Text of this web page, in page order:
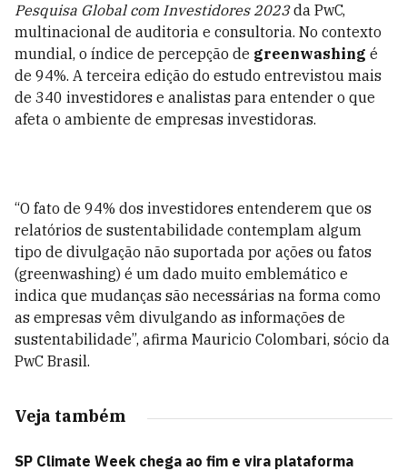
Pesquisa Global com Investidores 2023da PwC,
multinacional de auditoria e consultoria. No contexto
mundial, o índice de percepção de greenwashing é
de 94%. A terceira edição do estudo entrevistou mais
de 340 investidores e analistas para entender o que
afeta o ambiente de empresas investidoras.
“O fato de 94% dos investidores entenderem que os
relatórios de sustentabilidade contemplam algum
tipo de divulgação não suportada por ações ou fatos
(greenwashing) é um dado muito emblemático e
indica que mudanças são necessárias na forma como
as empresas vêm divulgando as informações de
sustentabilidade”, afirma Mauricio Colombari, sócio da
PwC Brasil.
Veja também
SP Climate Week chega ao fim e vira plataforma